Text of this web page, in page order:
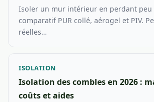
Isoler un mur intérieur en perdant peu
comparatif PUR collé, aérogel et PIV.
réelles…
ISOLATION
Isolation des combles en 2026 :
coûts et aides